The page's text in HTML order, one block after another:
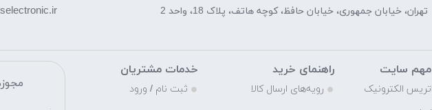
تهران، خیابان جمهوری، خیابان حافظ، کوچه هاتف، پلاک 18، واحد 2
سایت
الکترونیک
راهنمای خرید
رویه‌های ارسال کالا
خدمات مشتریان
ثبت نام / ورود